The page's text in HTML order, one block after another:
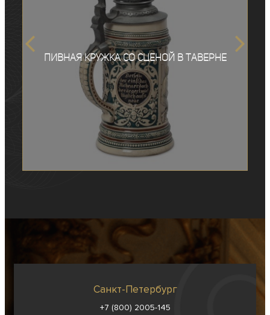
Пивная кружка со сценой в таверне
Санкт-Петербург
+7 (800) 2005-145